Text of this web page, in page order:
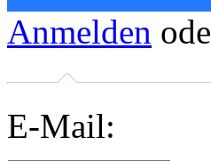
Anmelden
E-Mail: